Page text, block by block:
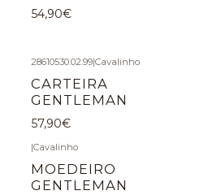
54,90€
28610530.02.99|Cavalinho
CARTEIRA
GENTLEMAN
57,90€
|Cavalinho
MOEDEIRO
GENTLEMAN